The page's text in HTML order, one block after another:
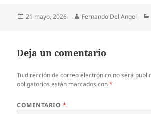
Publicado
21 mayo, 2026 Autor
Fernando Del Angel
Deja un comentario
Tu dirección de correo electrónico no será
obligatorios están marcados con*
COMENTARIO *